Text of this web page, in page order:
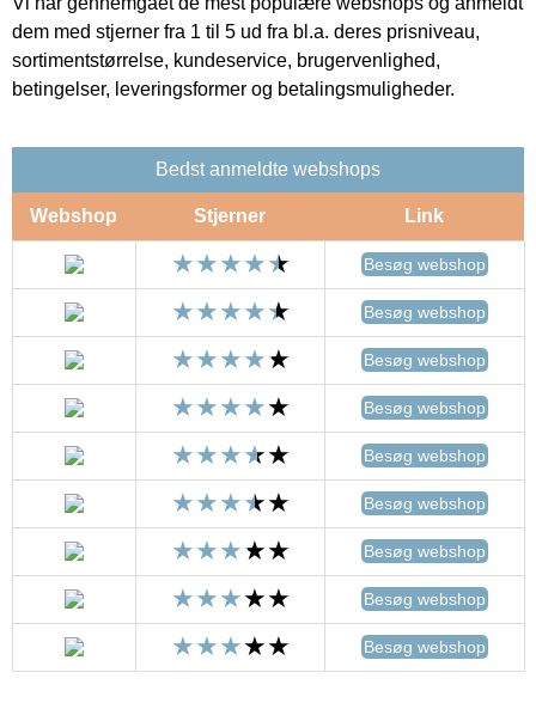
dem med stjerner fra 1 til 5 ud fra bl.a. deres prisniveau,
sortimentstørrelse, kundeservice, brugervenlighed,
betingelser, leveringsformer og betalingsmuligheder.
Bedst anmeldte webshops
Webshop Stjerner Link
Besøg webshop
Besøg webshop
Besøg webshop
Besøg webshop
Besøg webshop
Besøg webshop
Besøg webshop
Besøg webshop
Besøg webshop